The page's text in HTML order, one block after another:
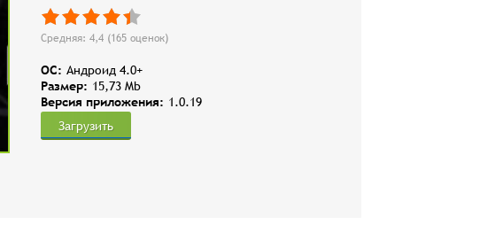
Средняя: 4,4 (165оценок)
OC: Андроид 4.0+
Размер: 15,73 Mb
Версия приложения: 1.0.19
Загрузить